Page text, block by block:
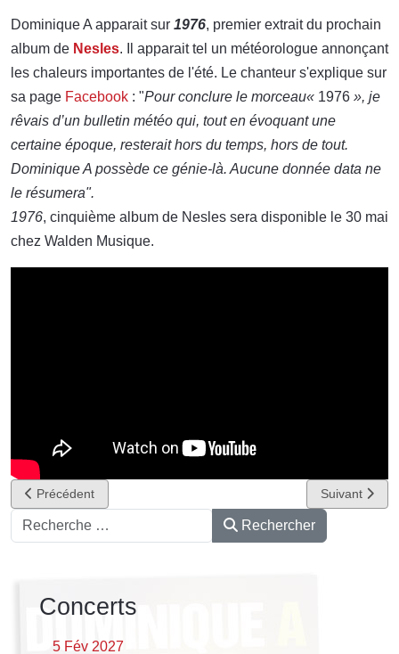
Dominique A apparait sur 1976, premier extrait du prochain
album de Nesles. Il apparait tel un météorologue annonçant
les chaleurs importantes de l'été. Le chanteur s'explique sur
sa page Facebook : "Pour conclure le morceau« 1976 », je
rêvais d’un bulletin météo qui, tout en évoquant une
certaine époque, resterait hors du temps, hors de tout.
Dominique A possède ce génie-là. Aucune donnée data ne
le résumera".
1976, cinquième album de Nesles sera disponible le 30 mai
chez Walden Musique.
Article précédent : Dominique A / Philippe Katerine double affiche
Précédent Article
Suivant
Rechercher Rechercher
Concerts
5 Fév 2027